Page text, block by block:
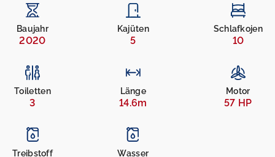
Baujahr
2020
Kajüten
5
Schlafkojen
10
Toiletten
3
Länge
14.6m
Motor
57 HP
Treibstoff Wasser